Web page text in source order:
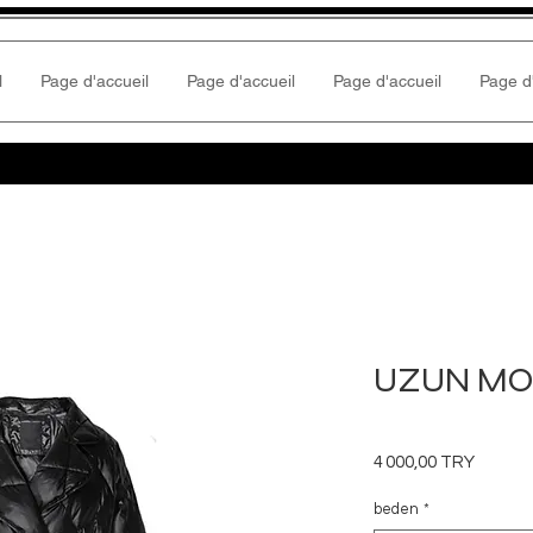
Page d'accueil Page d'accueil Page d'accueil Page
UZUN
4 000,00 TRYPrix
beden *